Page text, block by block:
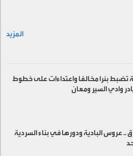
المزيد
تضبط بئرا مخالفا واعتداءات على خطوط
وادي السير ومعان
.. عروس البادية ودورها في بناء السردية